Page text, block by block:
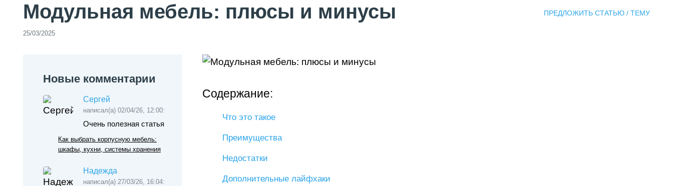
Модульная мебель: плюсы и минусы
25/03/2025
ПРЕДЛОЖИТЬ СТАТЬЮ / ТЕМУ
Новые комментарии
Сергей
написал(а) 02/04/26, 12:00:
Очень полезная статья
Как выбрать корпусную мебель:
шкафы, кухни, системы хранения
Надежда
написал(а) 27/03/26, 16:04:
Содержание:
Что это такое
Преимущества
Недостатки
Дополнительные лайфхаки